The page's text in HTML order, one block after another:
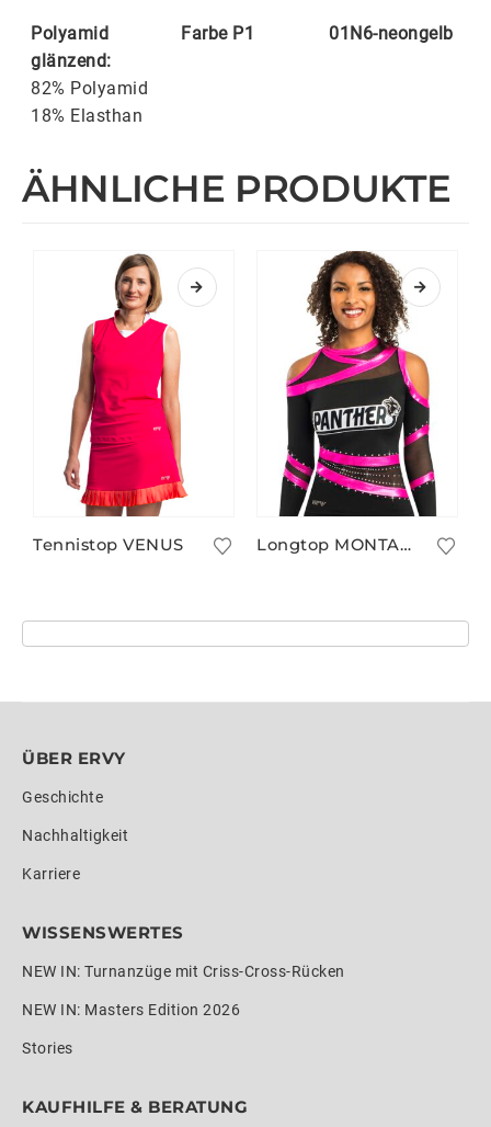
Polyamid
glänzend:
82% Polyamid
18% Elasthan
Farbe P1 01N6-neongelb
ÄHNLICHE PRODUKTE
Tennistop VENUS Longtop MONTANA/1
ÜBER ERVY
Geschichte
Nachhaltigkeit
Karriere
WISSENSWERTES
NEW IN: Turnanzüge mit Criss-Cross-Rücken
NEW IN: Masters Edition 2026
Stories
KAUFHILFE & BERATUNG